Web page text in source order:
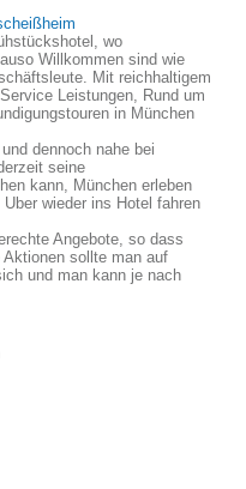
wo
Willkommen sind wie
Mit reichhaltigem
Leistungen, Rund um
in München
dennoch nahe bei
seine
kann, München erleben
wieder ins Hotel fahren
Angebote, so dass
sollte man auf
und man kann je nach